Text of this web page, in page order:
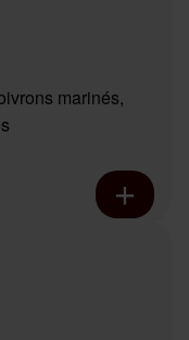
marinés,